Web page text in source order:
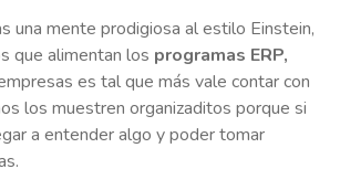
una mente prodigiosa al estilo Einstein,
que alimentan los programas ERP,
es tal que más vale contar con
los muestren organizaditos porque si
a entender algo y poder tomar